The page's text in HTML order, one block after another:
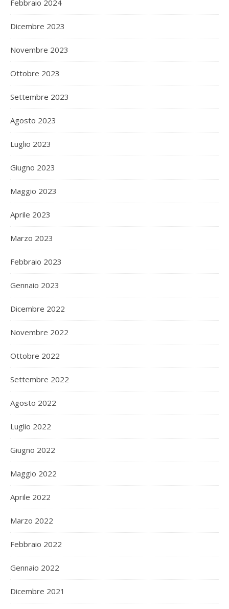
Febbraio 2024
Dicembre 2023
Novembre 2023
Ottobre 2023
Settembre 2023
Agosto 2023
Luglio 2023
Giugno 2023
Maggio 2023
Aprile 2023
Marzo 2023
Febbraio 2023
Gennaio 2023
Dicembre 2022
Novembre 2022
Ottobre 2022
Settembre 2022
Agosto 2022
Luglio 2022
Giugno 2022
Maggio 2022
Aprile 2022
Marzo 2022
Febbraio 2022
Gennaio 2022
Dicembre 2021